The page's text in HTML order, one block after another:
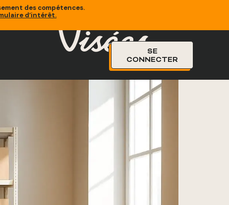
des compétences.
d’intérêt.
SE
CONNECTER